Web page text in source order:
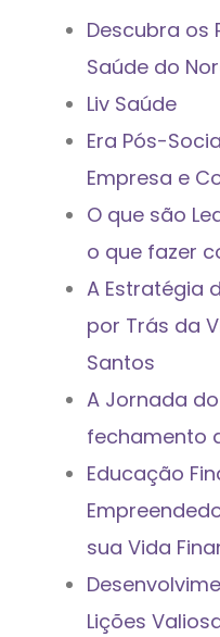
Descubra os
Saúde do
Liv Saúde
Era Pós-
Empresa e
O que são
o que fazer
A Estratégia
por Trás da
Santos
A Jornada
fechamento
Educação
sua Vida
Lições